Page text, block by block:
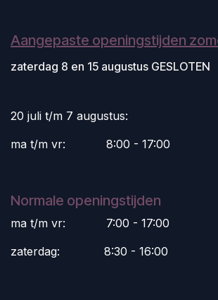
Aangepaste openingstijden
zaterdag 8 en 15 augustus GESLOTEN
20 juli t/m 7 augustus:
ma t/m vr:
​8:00 - 17:00
Normale openingstijden
ma t/m vr:
​7:00 - 17:00
zaterdag:
​8:30 - 16:00